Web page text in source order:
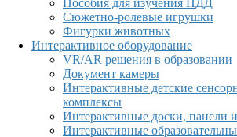
Сюжетно-ролевые игрушки
Фигурки животных
Интерактивное оборудование
VR/AR решения в образовании
Документ камеры
Интерактивные детские
комплексы
Интерактивные доски, панели
Интерактивные